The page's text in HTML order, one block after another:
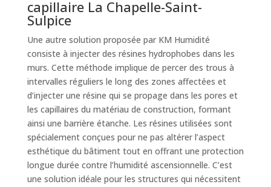
capillaire La Chapelle-Saint-
Sulpice
Une autre solution proposée par KM Humidité
consiste à injecter des résines hydrophobes dans les
murs. Cette méthode implique de percer des trous à
intervalles réguliers le long des zones affectées et
d’injecter une résine qui se propage dans les pores et
les capillaires du matériau de construction, formant
ainsi une barrière étanche. Les résines utilisées sont
spécialement conçues pour ne pas altérer l’aspect
esthétique du bâtiment tout en offrant une protection
longue durée contre l’humidité ascensionnelle. C’est
une solution idéale pour les structures qui nécessitent